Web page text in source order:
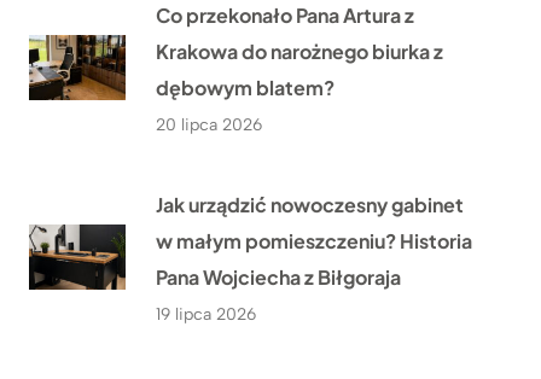
Co przekonało Pana Artura z
Krakowa do narożnego biurka z
dębowym blatem?
20 lipca 2026
Jak urządzić nowoczesny gabinet
w małym pomieszczeniu? Historia
Pana Wojciecha z Biłgoraja
19 lipca 2026